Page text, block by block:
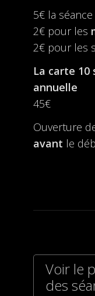
5€ la séance
2€ pour les
2€ pour les
La carte 10
annuelle
45€
Ouverture
avant le
Voir le
des